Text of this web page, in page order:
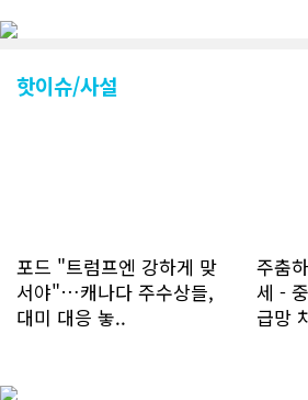
에는 크게 늘
60% 증가했는
입자의 절반 정
토하고 있거나
핫이슈/사설
포드 "트럼프엔 강하게 맞
서야"…캐나다 주수상들,
대미 대응 놓..
주춤
세 -
급망